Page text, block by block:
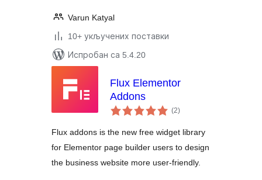
Varun Katyal
10+ укључених поставки
Испробан са 5.4.20
Flux Elementor
Addons
(2укупних
оцена
)
Flux addons is the new free widget library
for Elementor page builder users to design
the business website more user-friendly.